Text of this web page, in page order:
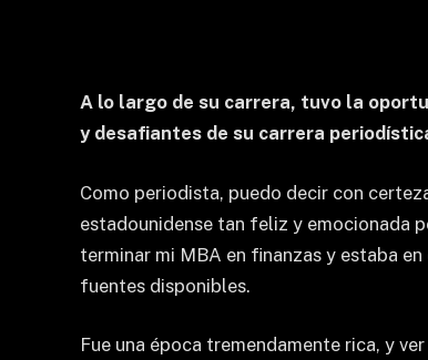
A lo largo de su carrera, tuvo la
y desafiantes de su carrera
Como periodista, puedo decir con
estadounidense tan feliz y emocionada
terminar mi MBA en finanzas y estaba
fuentes disponibles.
Fue una época tremendamente rica, y